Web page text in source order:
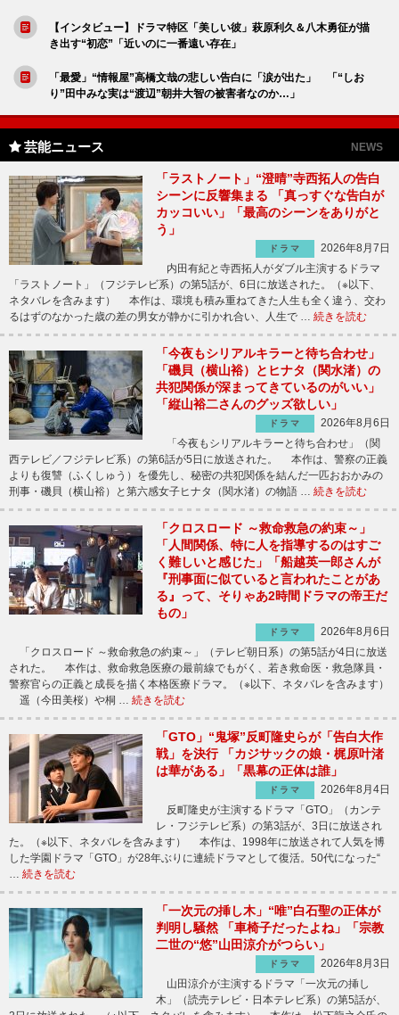
【インタビュー】ドラマ特区「美しい彼」萩原利久＆八木勇征が描
き出す“初恋”「近いのに一番遠い存在」
「最愛」“情報屋”高橋文哉の悲しい告白に「涙が出た」 「“しお
り”田中みな実は“渡辺”朝井大智の被害者なのか…」
芸能ニュース NEWS
「ラストノート」“澄晴”寺西拓人の告白
シーンに反響集まる 「真っすぐな告白が
カッコいい」「最高のシーンをありがと
う」
ドラマ
2026年8月7日
内田有紀と寺西拓人がダブル主演するドラマ
「ラストノート」（フジテレビ系）の第5話が、6日に放送された。（※以下、
ネタバレを含みます） 本作は、環境も積み重ねてきた人生も全く違う、交わ
るはずのなかった歳の差の男女が静かに引かれ合い、人生で … 続きを読む
「今夜もシリアルキラーと待ち合わせ」
「磯貝（横山裕）とヒナタ（関水渚）の
共犯関係が深まってきているのがいい」
「縦山裕二さんのグッズ欲しい」
ドラマ
2026年8月6日
「今夜もシリアルキラーと待ち合わせ」（関
西テレビ／フジテレビ系）の第6話が5日に放送された。 本作は、警察の正義
よりも復讐（ふくしゅう）を優先し、秘密の共犯関係を結んだ一匹おおかみの
刑事・磯貝（横山裕）と第六感女子ヒナタ（関水渚）の物語 … 続きを読む
「クロスロード ～救命救急の約束～」
「人間関係、特に人を指導するのはすご
く難しいと感じた」「船越英一郎さんが
『刑事面に似ていると言われたことがあ
る』って、そりゃあ2時間ドラマの帝王だ
もの」
ドラマ
2026年8月6日
「クロスロード ～救命救急の約束～」（テレビ朝日系）の第5話が4日に放送
された。 本作は、救命救急医療の最前線でもがく、若き救命医・救急隊員・
警察官らの正義と成長を描く本格医療ドラマ。（※以下、ネタバレを含みます）
遥（今田美桜）や桐 … 続きを読む
「GTO」“鬼塚”反町隆史らが「告白大作
戦」を決行 「カジサックの娘・梶原叶渚
は華がある」「黒幕の正体は誰」
ドラマ
2026年8月4日
反町隆史が主演するドラマ「GTO」（カンテ
レ・フジテレビ系）の第3話が、3日に放送され
た。（※以下、ネタバレを含みます） 本作は、1998年に放送されて人気を博
した学園ドラマ「GTO」が28年ぶりに連続ドラマとして復活。50代になった“
… 続きを読む
「一次元の挿し木」“唯”白石聖の正体が
判明し騒然 「車椅子だったよね」「宗教
二世の“悠”山田涼介がつらい」
ドラマ
2026年8月3日
山田涼介が主演するドラマ「一次元の挿し
木」（読売テレビ・日本テレビ系）の第5話が、